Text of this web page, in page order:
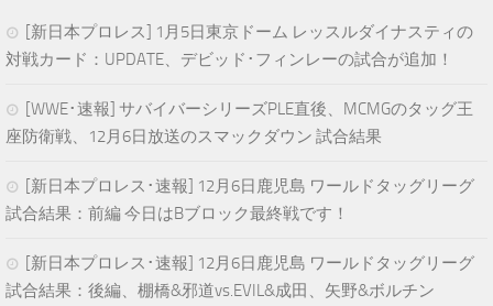
[新日本プロレス] 1月5日東京ドーム レッスルダイナスティの
対戦カード：UPDATE、デビッド･フィンレーの試合が追加！
[WWE･速報] サバイバーシリーズPLE直後、MCMGのタッグ王
座防衛戦、12月6日放送のスマックダウン 試合結果
[新日本プロレス･速報] 12月6日鹿児島 ワールドタッグリーグ
試合結果：前編 今日はBブロック最終戦です！
[新日本プロレス･速報] 12月6日鹿児島 ワールドタッグリーグ
試合結果：後編、棚橋&邪道vs.EVIL&成田、矢野&ボルチン